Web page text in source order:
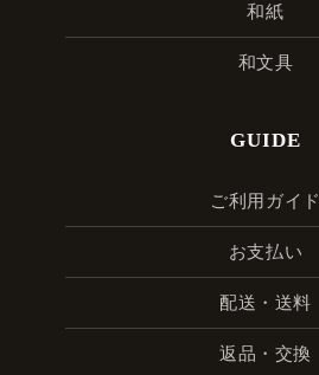
和紙
和文具
GUIDE
ご利用ガイド
お支払い
配送・送料
返品・交換